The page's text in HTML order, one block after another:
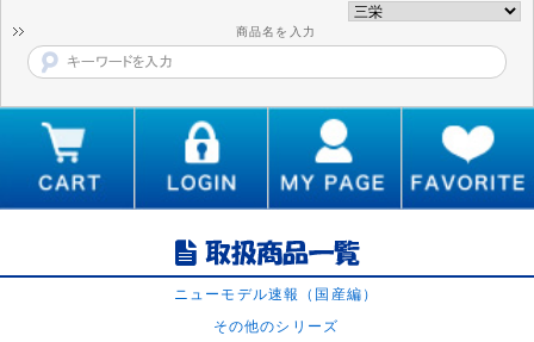
商品名を入力
ニューモデル速報（国産編）
その他のシリーズ